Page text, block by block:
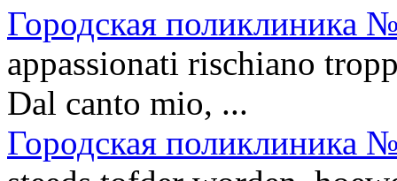
Городская поликлиника
appassionati rischiano
Dal canto mio, ...
Городская поликлиника